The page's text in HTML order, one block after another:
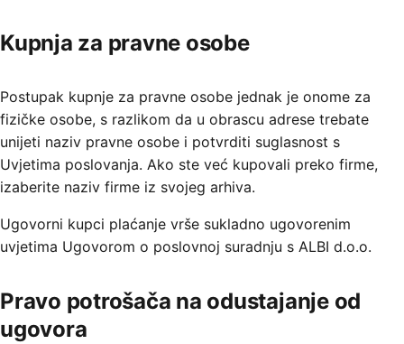
Kupnja za pravne osobe
Postupak kupnje za pravne osobe jednak je onome za
fizičke osobe, s razlikom da u obrascu adrese trebate
unijeti naziv pravne osobe i potvrditi suglasnost s
Uvjetima poslovanja. Ako ste već kupovali preko firme,
izaberite naziv firme iz svojeg arhiva.
Ugovorni kupci plaćanje vrše sukladno ugovorenim
uvjetima Ugovorom o poslovnoj suradnju s ALBI d.o.o.
Pravo potrošača na odustajanje od
ugovora